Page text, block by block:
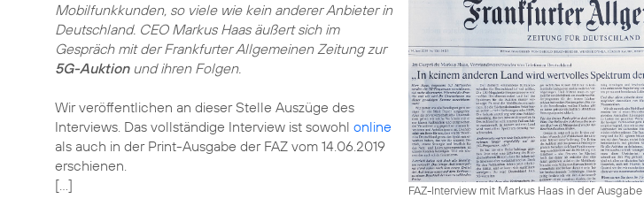
FAZ-Interview mit Markus Haas in der Ausgabe
Mobilfunkkunden, so viele wie kein anderer Anbieter in
Deutschland. CEO Markus Haas äußert sich im
Gespräch mit der Frankfurter Allgemeinen Zeitung zur
5G-Auktionund ihren Folgen.
Wir veröffentlichen an dieser Stelle Auszüge des
Interviews. Das vollständige Interview ist sowohl online
als auch in der Print-Ausgabe der FAZ vom 14.06.2019
erschienen.
[…]